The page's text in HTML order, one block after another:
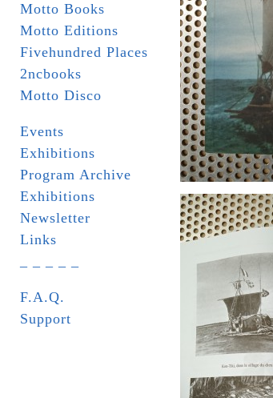
Motto Books
Motto Editions
Fivehundred Places
2ncbooks
Motto Disco
Events
Exhibitions
Program Archive
Exhibitions
Newsletter
Links
F.A.Q.
Support